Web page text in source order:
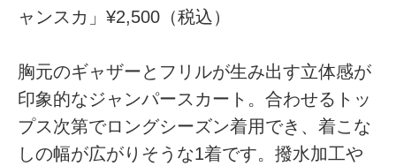
ャンスカ」¥2,500（税込）
胸元のギャザーとフリルが生み出す立体感が
印象的なジャンパースカート。合わせるトッ
プス次第でロングシーズン着用でき、着こな
しの幅が広がりそうな1着です。撥水加工や